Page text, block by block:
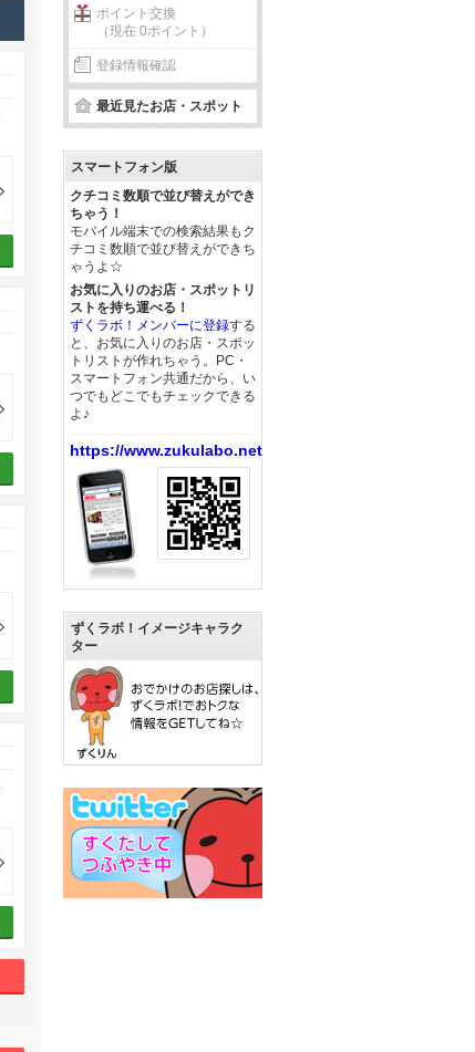
ポイント交換
（現在 0ポイント）
登録情報確認
最近見たお店・スポット
スマートフォン版
クチコミ数順で並び替えができ
ちゃう！
モバイル端末での検索結果もク
チコミ数順で並び替えができち
ゃうよ☆
お気に入りのお店・スポットリ
ストを持ち運べる！
ずくラボ！メンバーに登録する
と、お気に入りのお店・スポッ
トリストが作れちゃう。PC・
スマートフォン共通だから、い
つでもどこでもチェックできる
よ♪
https://www.zukulabo.net/
ずくラボ！イメージキャラク
ター